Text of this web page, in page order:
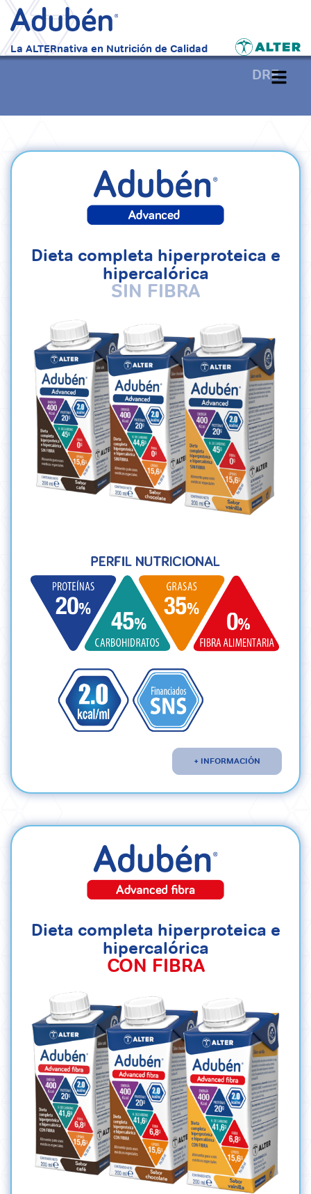
La ALTERnativa en Nutrición de Calidad
Alternar
DRE
Dieta completa hiperproteica e
hipercalórica
SIN FIBRA
+ INFORMACIÓN
Dieta completa hiperproteica e
hipercalórica
CON FIBRA